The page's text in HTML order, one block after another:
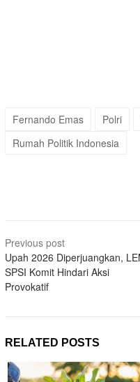
Fernando Emas Polri
Rumah Politik Indonesia
Post
navigation
Previous post
Upah 2026 Diperjuangkan,
SPSI Komit Hindari Aksi
Provokatif
RELATED POSTS